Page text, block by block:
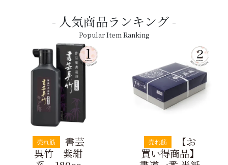
人気商品ランキング
Popular Item Ranking
売れ筋
書芸
呉竹 紫紺
売れ筋
【お
買い得商品】